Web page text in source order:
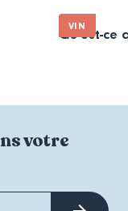
VIN
Qu’est-ce
votre